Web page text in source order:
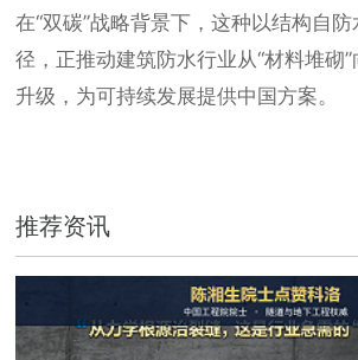
在“双碳”战略背景下，这种以结构自
径，正推动建筑防水行业从“材料堆砌”
升级，为可持续发展提供中国方案。
推荐资讯